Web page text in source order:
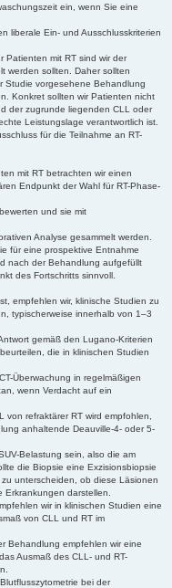
ein, wenn Sie eine
liberale Ein- und Ausschlusskriterien
Patienten mit RT sind wir der
werden sollten. Daher sollten
Studie vorgesehene Behandlung
Konkret sollten wir Patienten nicht
der zugrunde liegenden CLL oder
Leistungslage verantwortlich ist.
für die Teilnahme an RT-
mit RT betrachten wir einen
Endpunkt der Wahl für RT-Phase-
und sie mit
Analyse gesammelt werden.
für eine prospektive Entnahme
nach der Behandlung aufgefüllt
des Fortschritts sinnvoll.
empfehlen wir, klinische Studien zu
typischerweise innerhalb von 1–3
gemäß den Lugano-Kriterien
die in klinischen Studien
Überwachung in regelmäßigen
wenn Verdacht auf ein
refraktärer RT wird empfohlen,
anhaltende Deauville-4- oder 5-
Belastung sein, also die am
die Biopsie eine Exzisionsbiopsie
unterscheiden, ob diese Läsionen
darstellen.
wir in klinischen Studien eine
von CLL und RT im
Behandlung empfehlen wir eine
Ausmaß des CLL- und RT-
bei der